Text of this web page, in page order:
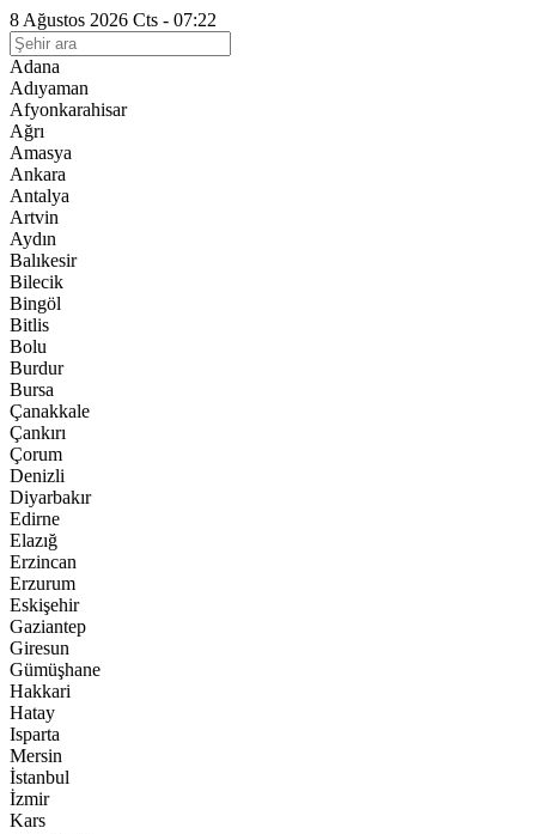
8 Ağustos 2026 Cts - 07:22
Adana
Adıyaman
Afyonkarahisar
Ağrı
Amasya
Ankara
Antalya
Artvin
Aydın
Balıkesir
Bilecik
Bingöl
Bitlis
Bolu
Burdur
Bursa
Çanakkale
Çankırı
Çorum
Denizli
Diyarbakır
Edirne
Elazığ
Erzincan
Erzurum
Eskişehir
Gaziantep
Giresun
Gümüşhane
Hakkari
Hatay
Isparta
Mersin
İstanbul
İzmir
Kars